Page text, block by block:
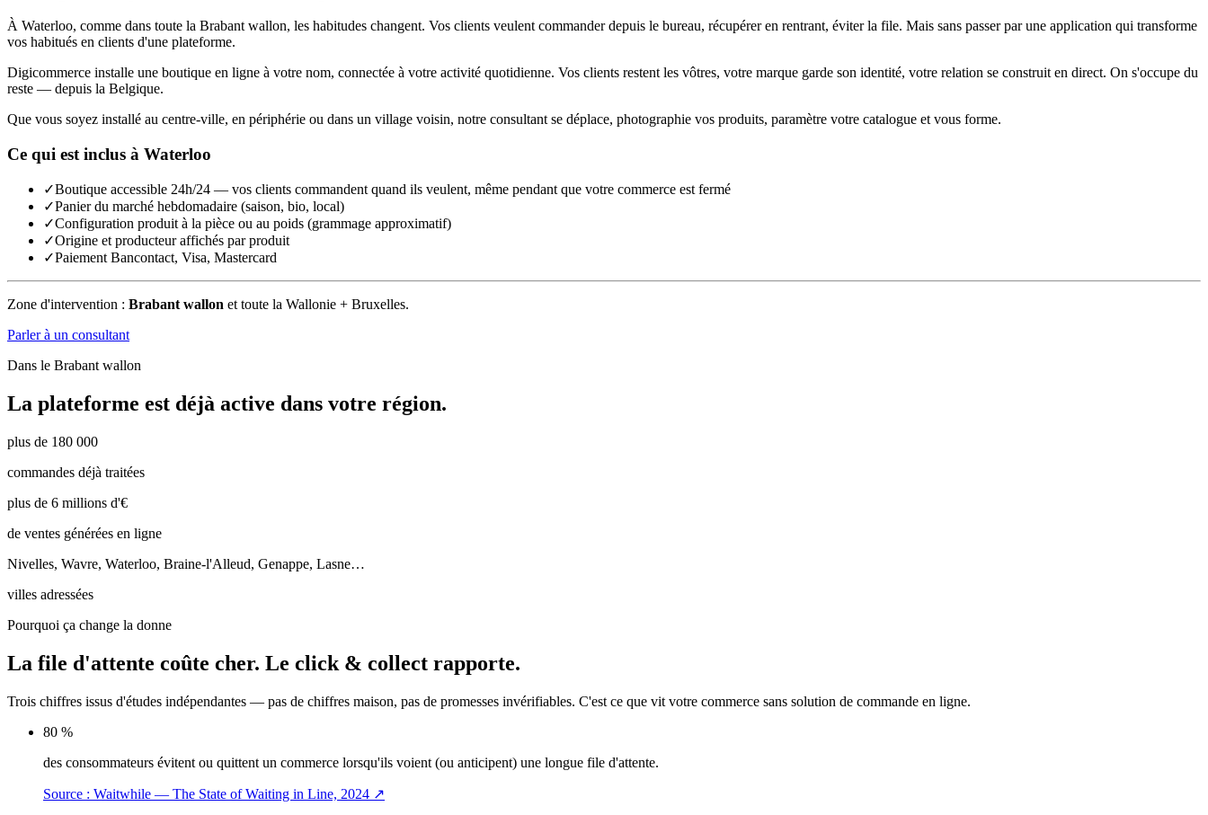
À Waterloo, comme dans toute la Brabant wallon, les habitudes changent. Vos clients veulent commander depuis le bureau, récupérer en rentrant, éviter la file. Mais sans passer par une application qui transforme
vos habitués en clients d'une plateforme.
Digicommerce installe une boutique en ligne à votre nom, connectée à votre activité quotidienne. Vos clients restent les vôtres, votre marque garde son identité, votre relation se construit en direct. On s'occupe du
reste — depuis la Belgique.
Que vous soyez installé au centre-ville, en périphérie ou dans un village voisin, notre consultant se déplace, photographie vos produits, paramètre votre catalogue et vous forme.
Ce qui est inclus à Waterloo
✓Boutique accessible 24h/24 — vos clients commandent quand ils veulent, même pendant que votre commerce est fermé
✓Panier du marché hebdomadaire (saison, bio, local)
✓Configuration produit à la pièce ou au poids (grammage approximatif)
✓Origine et producteur affichés par produit
✓Paiement Bancontact, Visa, Mastercard
Zone d'intervention : Brabant wallon et toute la Wallonie + Bruxelles.
Parler à un consultant
Dans le Brabant wallon
La plateforme est déjà active dans votre région.
plus de 180 000
commandes déjà traitées
plus de 6 millions d'€
de ventes générées en ligne
Nivelles, Wavre, Waterloo, Braine-l'Alleud, Genappe, Lasne…
villes adressées
Pourquoi ça change la donne
La file d'attente coûte cher. Le click & collect rapporte.
Trois chiffres issus d'études indépendantes — pas de chiffres maison, pas de promesses invérifiables. C'est ce que vit votre commerce sans solution de commande en ligne.
80 %
des consommateurs évitent ou quittent un commerce lorsqu'ils voient (ou anticipent) une longue file d'attente.
Source : Waitwhile — The State of Waiting in Line, 2024 ↗